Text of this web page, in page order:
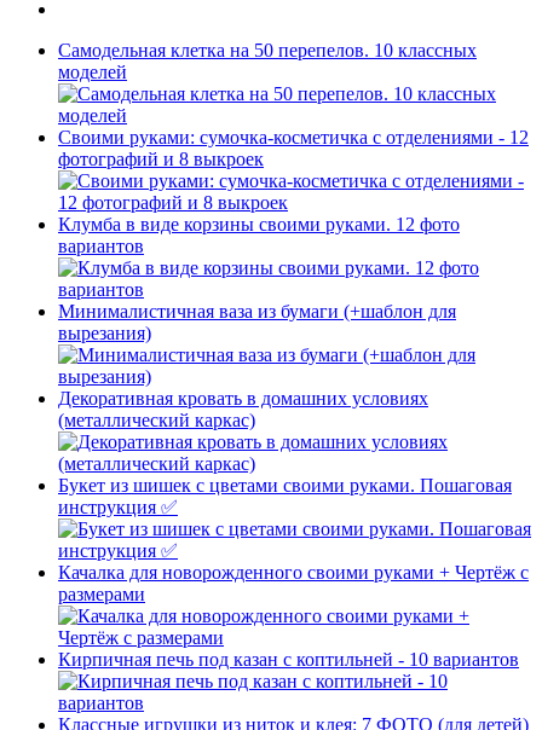
Самодельная клетка на 50 перепелов. 10 классных
моделей
Своими руками: сумочка-косметичка с отделениями - 12
фотографий и 8 выкроек
Клумба в виде корзины своими руками. 12 фото
вариантов
Минималистичная ваза из бумаги (+шаблон для
вырезания)
Декоративная кровать в домашних условиях
(металлический каркас)
Букет из шишек с цветами своими руками. Пошаговая
инструкция ✅
Качалка для новорожденного своими руками + Чертёж с
размерами
Кирпичная печь под казан с коптильней - 10 вариантов
Классные игрушки из ниток и клея: 7 ФОТО (для детей)